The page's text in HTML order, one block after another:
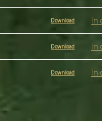
Download In
Download In
Download In